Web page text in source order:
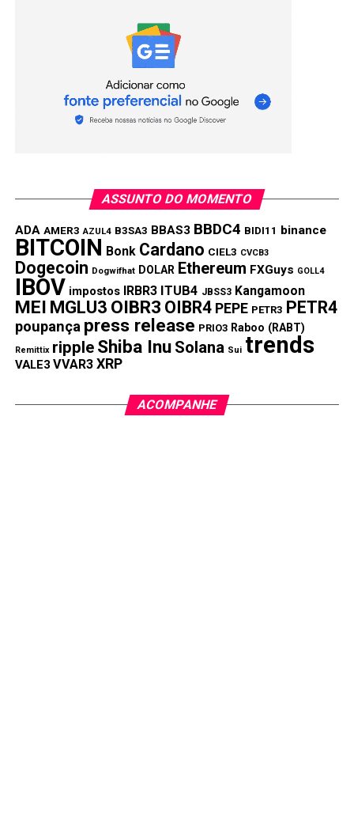
Com informações zycrypto
Copy
Link
WhatsApp
Twitter
Facebook
Reddit
Email
Dogecoin ainda é uma boa oportunidade de
investimento para 2021?
NÃO PERCA:
Sanshu Inu: nova criptomoeda da família Dogecoin
ASSUNTO DO MOMENTO
ADA AMER3 AZUL4 B3SA3 BBAS3 BBDC4 BIDI11 binance
BITCOIN Bonk Cardano CIEL3 CVCB3
Dogecoin Dogwifhat DOLAR Ethereum FXGuys GOLL4
IBOV impostos IRBR3 ITUB4 JBSS3 Kangamoon
MEI MGLU3 OIBR3 OIBR4 PEPE PETR3 PETR4
poupança press release PRIO3 Raboo (RABT)
Remittix ripple Shiba Inu Solana Sui trends
VALE3 VVAR3 XRP
ACOMPANHE